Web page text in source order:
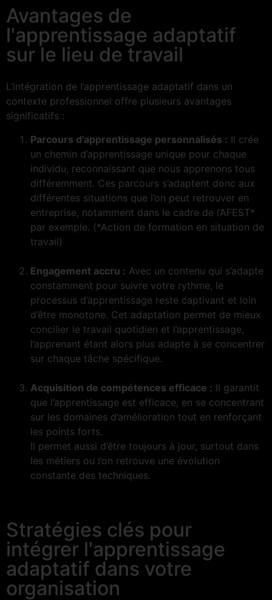
Avantages de
l'apprentissage adaptatif
sur le lieu de travail
L’intégration de l’apprentissage adaptatif dans un
contexte professionnel offre plusieurs avantages
significatifs :
Parcours d’apprentissage personnalisés : Il crée
un chemin d’apprentissage unique pour chaque
individu, reconnaissant que nous apprenons tous
différemment. Ces parcours s’adaptent donc aux
différentes situations que l’on peut retrouver en
entreprise, notamment dans le cadre de l’AFEST*
par exemple. (*Action de formation en situation de
travail)
Engagement accru : Avec un contenu qui s’adapte
constamment pour suivre votre rythme, le
processus d’apprentissage reste captivant et loin
d’être monotone. Cet adaptation permet de mieux
concilier le travail quotidien et l’apprentissage,
l’apprenant étant alors plus adapte à se concentrer
sur chaque tâche spécifique.
Acquisition de compétences efficace : Il garantit
que l’apprentissage est efficace, en se concentrant
sur les domaines d’amélioration tout en renforçant
les points forts.
Il permet aussi d’être toujours à jour, surtout dans
les métiers ou l’on retrouve une évolution
constante des techniques.
Stratégies clés pour
intégrer l'apprentissage
adaptatif dans votre
organisation